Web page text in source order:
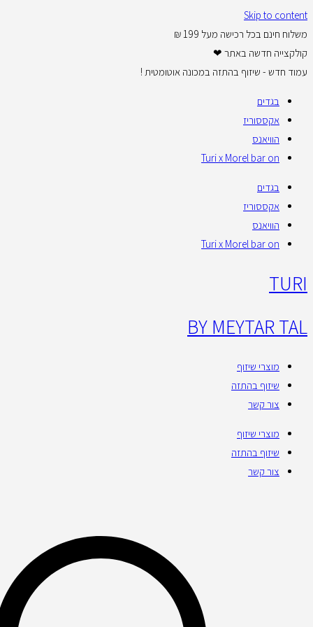
Skip to content
משלוח חינם בכל רכישה מעל 199 ₪
קולקצייה חדשה באתר ❤
עמוד חדש - שיזוף בהתזה במכונה אוטומטית !
בגדים
אקססוריז
הוויאנס
Turi x Morel bar on
בגדים
אקססוריז
הוויאנס
Turi x Morel bar on
TURI
BY MEYTAR TAL
מוצרי שיזוף
שיזוף בהתזה
צור קשר
מוצרי שיזוף
שיזוף בהתזה
צור קשר